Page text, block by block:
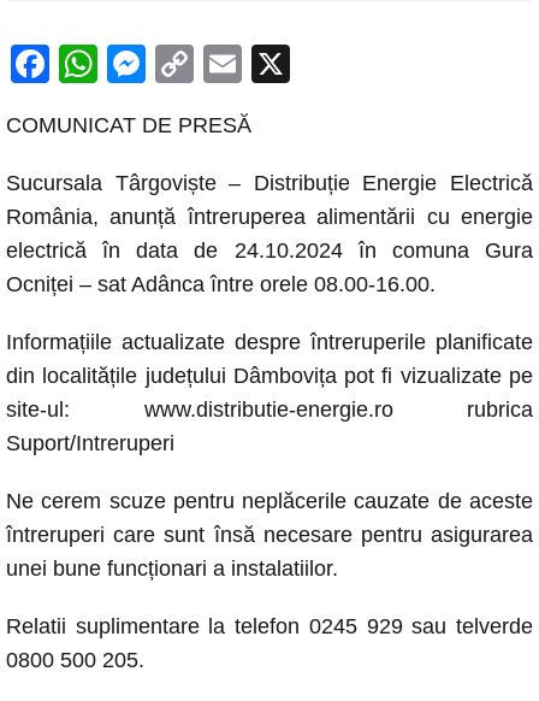
F
c
e
b
o
o
k
W
at
s
A
p
p
M
ss
e
n
g
er
C
p
y
Li
n
k
E
m
ail
COMUNICAT DE PRESĂ
Sucursala Târgoviște – Distribuție Energie Electrică
România, anunță întreruperea alimentării cu energie
electrică în data de 24.10.2024 în comuna Gura
Ocniței – sat Adânca între orele 08.00-16.00.
Informațiile actualizate despre întreruperile planificate
din localitățile județului Dâmbovița pot fi vizualizate pe
site-ul: www.distributie-energie.ro rubrica
Suport/Intreruperi
Ne cerem scuze pentru neplăcerile cauzate de aceste
întreruperi care sunt însă necesare pentru asigurarea
unei bune funcționari a instalatiilor.
Relatii suplimentare la telefon 0245 929 sau telverde
0800 500 205.